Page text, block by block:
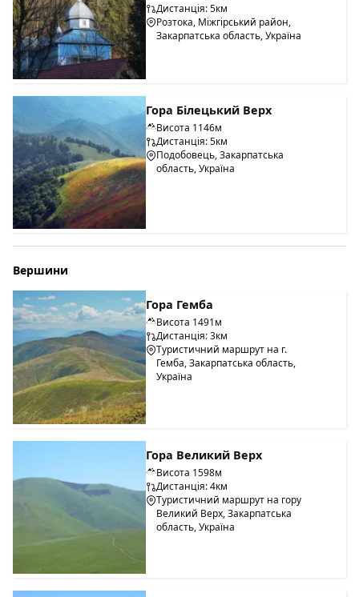
Дистанція: 5км
Розтока, Міжгірський район,
Закарпатська область, Україна
Гора Білецький Верх
Висота 1146м
Дистанція: 5км
Подобовець, Закарпатська
область, Україна
Вершини
Гора Гемба
Висота 1491м
Дистанція: 3км
Туристичний маршрут на г.
Гемба, Закарпатська область,
Україна
Гора Великий Верх
Висота 1598м
Дистанція: 4км
Туристичний маршрут на гору
Великий Верх, Закарпатська
область, Україна